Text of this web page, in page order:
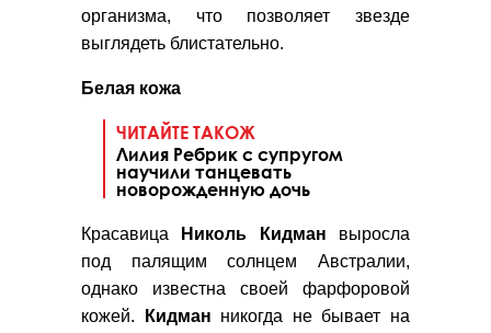
организма, что позволяет звезде
выглядеть блистательно.
Белая кожа
ЧИТАЙТЕ ТАКОЖ
Лилия Ребрик с супругом
научили танцевать
новорожденную дочь
Красавица Николь Кидман выросла
под палящим солнцем Австралии,
однако известна своей фарфоровой
кожей.
Кидман никогда не бывает на